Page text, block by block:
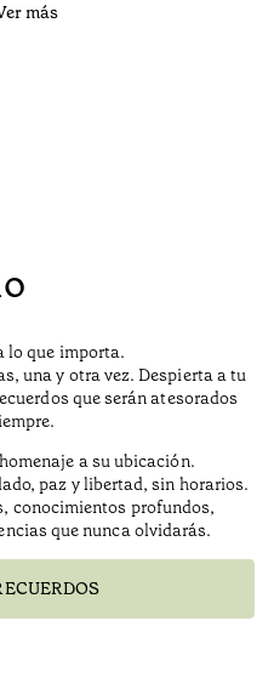
más
lo que importa.
una y otra vez. Despierta a tu
que serán atesorados
a su ubicación.
paz y libertad, sin horarios.
conocimientos profundos,
que nunca olvidarás.